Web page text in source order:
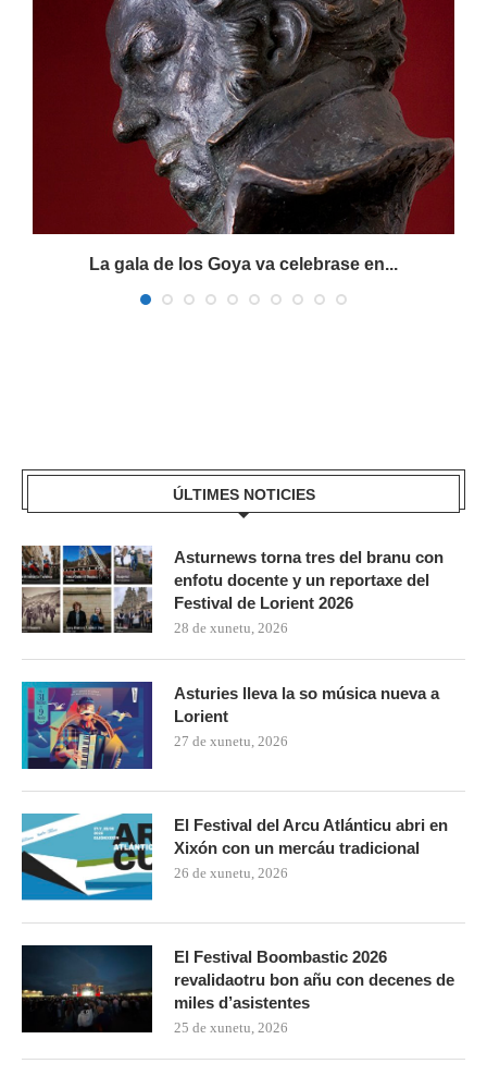
La gala de los Goya va celebrase en...
ÚLTIMES NOTICIES
Asturnews torna tres del branu con
enfotu docente y un reportaxe del
Festival de Lorient 2026
28 de xunetu, 2026
Asturies lleva la so música nueva a
Lorient
27 de xunetu, 2026
El Festival del Arcu Atlánticu abri en
Xixón con un mercáu tradicional
26 de xunetu, 2026
El Festival Boombastic 2026
revalidaotru bon añu con decenes de
miles d’asistentes
25 de xunetu, 2026